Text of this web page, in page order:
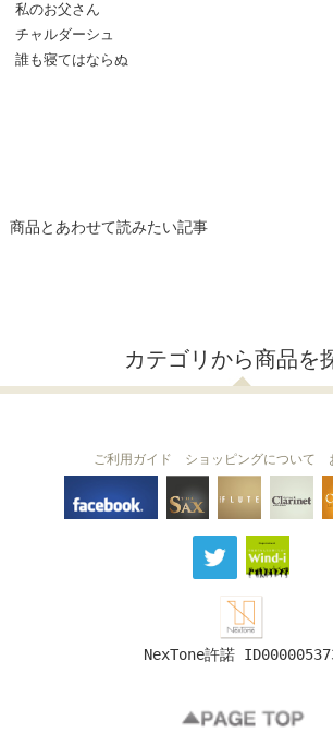
私のお父さん
チャルダーシュ
誰も寝てはならぬ
商品とあわせて読みたい記事
カテゴリから商品を
THE SAX The
Ocarina
ご利用ガイド ショッピングについて
NexTone許諾